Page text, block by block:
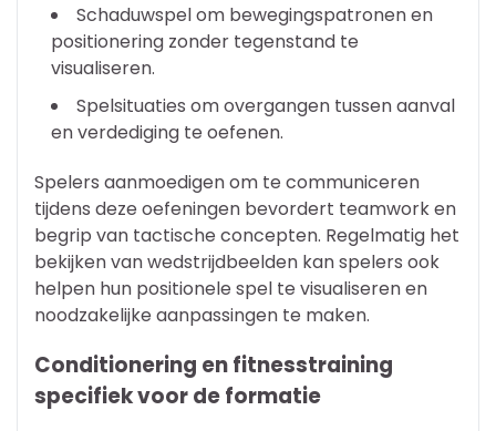
Schaduwspel om bewegingspatronen en
positionering zonder tegenstand te
visualiseren.
Spelsituaties om overgangen tussen aanval
en verdediging te oefenen.
Spelers aanmoedigen om te communiceren
tijdens deze oefeningen bevordert teamwork en
begrip van tactische concepten. Regelmatig het
bekijken van wedstrijdbeelden kan spelers ook
helpen hun positionele spel te visualiseren en
noodzakelijke aanpassingen te maken.
Conditionering en fitnesstraining
specifiek voor de formatie